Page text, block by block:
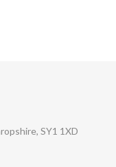
SY1 1XD